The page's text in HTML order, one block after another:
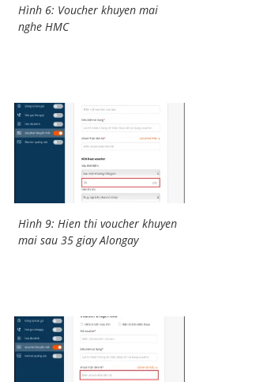
Hình 6: Voucher khuyen mai
nghe HMC
Hình 9: Hien thi voucher khuyen
mai sau 35 giay Alongay